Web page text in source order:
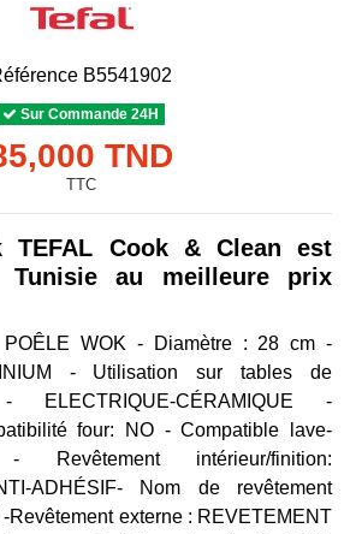
B5541902
Sur Commande 24H
TND
TTC
TEFAL Cook & Clean est
Tunisie au meilleure prix
POÊLE WOK - Diamètre : 28 cm -
- Utilisation sur tables de
CÉRAMIQUE -
four: NO - Compatible lave-
intérieur/finition:
ADHÉSIF- Nom de revêtement
Revêtement externe : REVETEMENT